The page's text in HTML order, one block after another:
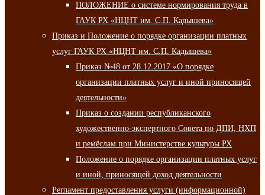
ПОЛОЖЕНИЕ о системе нормирования труда в
ГАУК РХ «НЦНТ им. С.П. Кадышева»
Приказ и Положение о порядке организации платных
услуг ГАУК РХ «НЦНТ им. С.П. Кадышева»
Приказ №48 от 28.12.2017 «О порядке
организации платных услуг и иной приносящей
деятельности»
Приказ о создании республиканского
художественно-экспертного Совета по ДПИ, НХП
и ремёслам при Министерстве культуры РХ
Положение о порядке организации платных услуг
и иной, приносящей доход деятельности
Регламент предоставления услуги (информационной)